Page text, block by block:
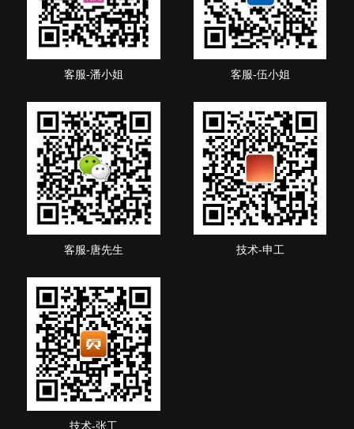
客服-潘小姐 客服-伍小姐
客服-唐先生 技术-申工
技术-张工